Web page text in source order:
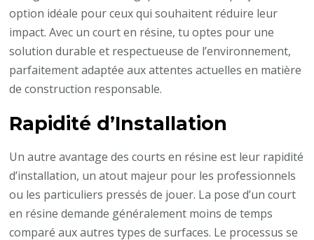
option idéale pour ceux qui souhaitent réduire leur
impact. Avec un court en résine, tu optes pour une
solution durable et respectueuse de l’environnement,
parfaitement adaptée aux attentes actuelles en matière
de construction responsable.
Rapidité d’Installation
Un autre avantage des courts en résine est leur rapidité
d’installation, un atout majeur pour les professionnels
ou les particuliers pressés de jouer. La pose d’un court
en résine demande généralement moins de temps
comparé aux autres types de surfaces. Le processus se